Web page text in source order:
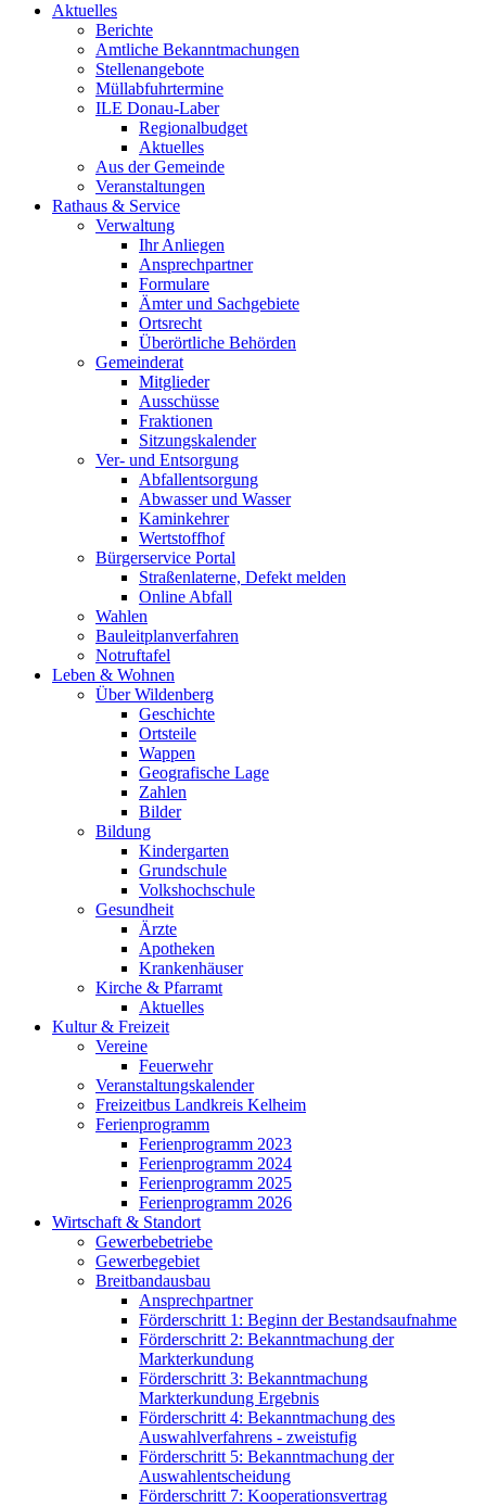
Aktuelles
Berichte
Amtliche Bekanntmachungen
Stellenangebote
Müllabfuhrtermine
ILE Donau-Laber
Regionalbudget
Aktuelles
Aus der Gemeinde
Veranstaltungen
Rathaus & Service
Verwaltung
Ihr Anliegen
Ansprechpartner
Formulare
Ämter und Sachgebiete
Ortsrecht
Überörtliche Behörden
Gemeinderat
Mitglieder
Ausschüsse
Fraktionen
Sitzungskalender
Ver- und Entsorgung
Abfallentsorgung
Abwasser und Wasser
Kaminkehrer
Wertstoffhof
Bürgerservice Portal
Straßenlaterne, Defekt melden
Online Abfall
Wahlen
Bauleitplanverfahren
Notruftafel
Leben & Wohnen
Über Wildenberg
Geschichte
Ortsteile
Wappen
Geografische Lage
Zahlen
Bilder
Bildung
Kindergarten
Grundschule
Volkshochschule
Gesundheit
Ärzte
Apotheken
Krankenhäuser
Kirche & Pfarramt
Aktuelles
Kultur & Freizeit
Vereine
Feuerwehr
Veranstaltungskalender
Freizeitbus Landkreis Kelheim
Ferienprogramm
Ferienprogramm 2023
Ferienprogramm 2024
Ferienprogramm 2025
Ferienprogramm 2026
Wirtschaft & Standort
Gewerbebetriebe
Gewerbegebiet
Breitbandausbau
Ansprechpartner
Förderschritt 1: Beginn der Bestandsaufnahme
Förderschritt 2: Bekanntmachung der
Markterkundung
Förderschritt 3: Bekanntmachung
Markterkundung Ergebnis
Förderschritt 4: Bekanntmachung des
Auswahlverfahrens - zweistufig
Förderschritt 5: Bekanntmachung der
Auswahlentscheidung
Förderschritt 7: Kooperationsvertrag